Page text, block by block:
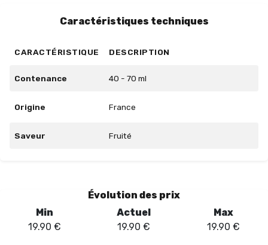
Caractéristiques techniques
CARACTÉRISTIQUE DESCRIPTION
Contenance 40 - 70 ml
Origine France
Saveur Fruité
Évolution des prix
Min
19.90 €
Actuel
19.90 €
Max
19.90 €